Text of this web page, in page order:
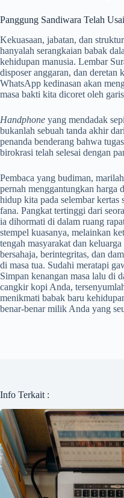
Panggung Sandiwara Telah
Kekuasaan, jabatan, dan
hanyalah serangkaian babak
kehidupan manusia. Lembar
disposer anggaran, dan deretan
WhatsApp kedinasan akan
masa bakti kita dicoret oleh
Handphone yang mendadak
bukanlah sebuah tanda akhir
penanda benderang bahwa
birokrasi telah selesai dengan
Pembaca yang budiman,
pernah menggantungkan harga
hidup kita pada selembar kertas
fana. Pangkat tertinggi dari
ia dihormati di dalam ruang
stempel kuasanya, melainkan
tengah masyarakat dan
bersahaja, berintegritas, dan
di masa tua. Sudahi meratapi
Simpan kenangan masa lalu di
cangkir kopi Anda,
menikmati babak baru
benar-benar milik Anda yang
Info Terkait :